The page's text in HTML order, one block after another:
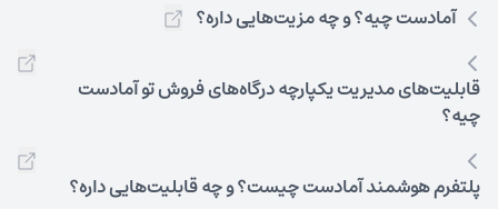
آمادست چیه؟ و چه مزیت‌هایی داره؟
قابلیت‌های مدیریت یکپارچه درگاه‌های فروش تو آمادست
چیه؟
پلتفرم هوشمند آمادست چیست؟ و چه قابلیت‌هایی داره؟